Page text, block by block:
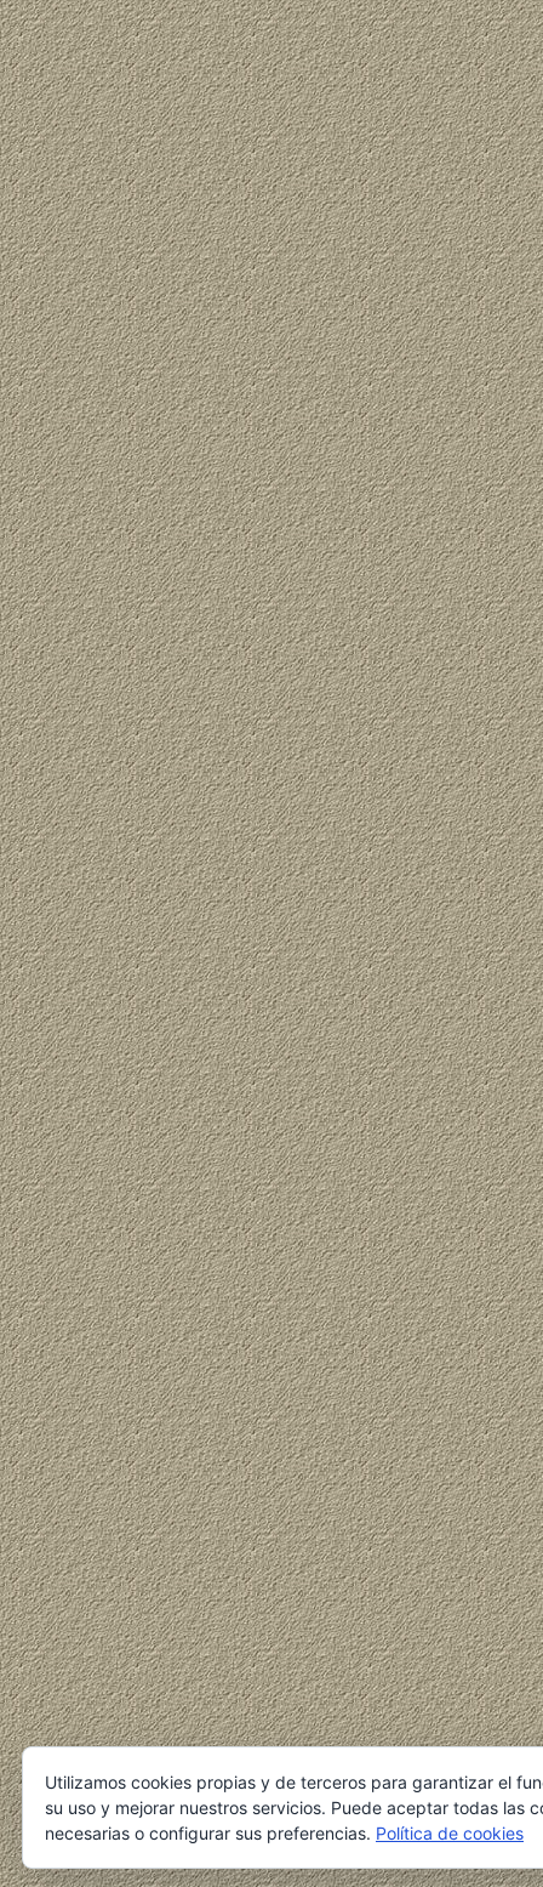
Utilizamos cookies propias y de terceros para garantizar el
su uso y mejorar nuestros servicios. Puede aceptar todas las
necesarias o configurar sus preferencias. Política de cookies